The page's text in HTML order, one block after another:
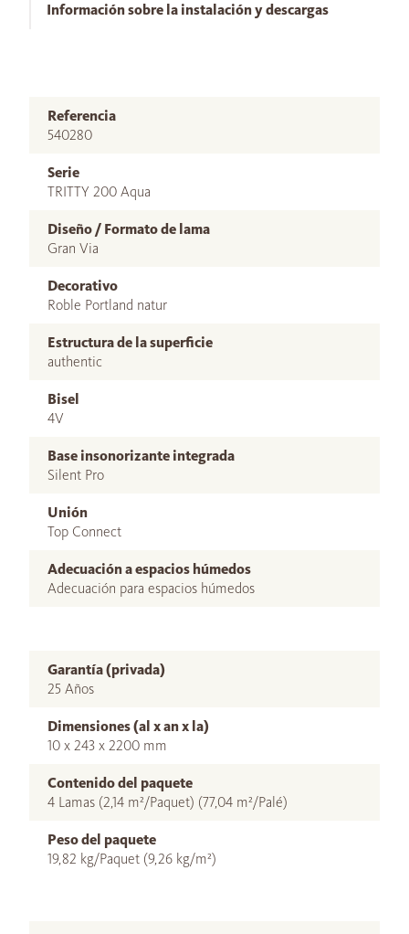
Información sobre la instalación y descargas
Referencia
540280
Serie
TRITTY 200 Aqua
Diseño / Formato de lama
Gran Via
Decorativo
Roble Portland natur
Estructura de la superficie
authentic
Bisel
4V
Base insonorizante integrada
Silent Pro
Unión
Top Connect
Adecuación a espacios húmedos
Adecuación para espacios húmedos
Garantía (privada)
25 Años
Dimensiones (al x an x la)
10 x 243 x 2200 mm
Contenido del paquete
4 Lamas (2,14 m²/Paquet) (77,04 m²/Palé)
Peso del paquete
19,82 kg/Paquet (9,26 kg/m²)